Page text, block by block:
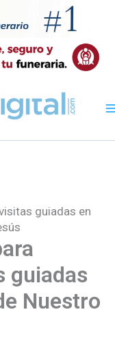
guiadas en
guiadas
Nuestro